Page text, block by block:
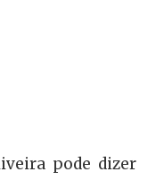
pode dizer